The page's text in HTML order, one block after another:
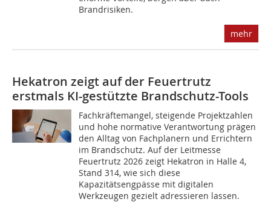
Brandrisiken.
mehr
Hekatron zeigt auf der Feuertrutz
erstmals KI-gestützte Brandschutz-Tools
Fachkräftemangel, steigende Projektzahlen
und hohe normative Verantwortung prägen
den Alltag von Fachplanern und Errichtern
im Brandschutz. Auf der Leitmesse
Feuertrutz 2026 zeigt Hekatron in Halle 4,
Stand 314, wie sich diese
Kapazitätsengpässe mit digitalen
Werkzeugen gezielt adressieren lassen.